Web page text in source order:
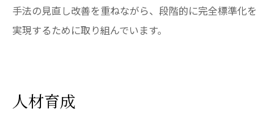
手法の見直し改善を重ねながら、段階的に完全標準化を
実現するために取り組んでいます。
人材育成